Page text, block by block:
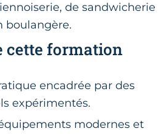
de sandwicherie
boulangère.
cette formation
encadrée par des
expérimentés.
modernes et